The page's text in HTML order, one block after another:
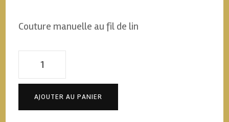
Couture manuelle au fil de lin
quantité
de
Masque
cuir
AJOUTER AU PANIER